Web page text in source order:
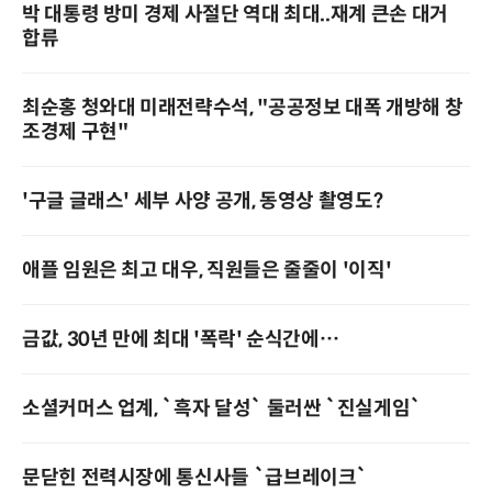
박 대통령 방미 경제 사절단 역대 최대..재계 큰손 대거
합류
최순홍 청와대 미래전략수석, "공공정보 대폭 개방해 창
조경제 구현"
'구글 글래스' 세부 사양 공개, 동영상 촬영도?
애플 임원은 최고 대우, 직원들은 줄줄이 '이직'
금값, 30년 만에 최대 '폭락' 순식간에…
소셜커머스 업계, `흑자 달성` 둘러싼 `진실게임`
문닫힌 전력시장에 통신사들 `급브레이크`